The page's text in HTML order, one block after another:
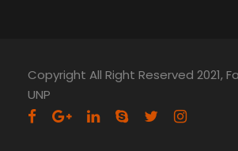
Copyright All Right Reserved 2021,
UNP